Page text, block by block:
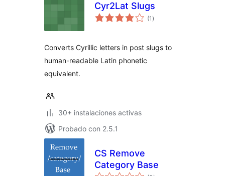
Cyr2Lat Slugs
(1 total
de
)
Converts Cyrillic letters in post slugs to
human-readable Latin phonetic
equivalent.
30+ instalaciones activas
Probado con 2.5.1
CS Remove
Category Base
total